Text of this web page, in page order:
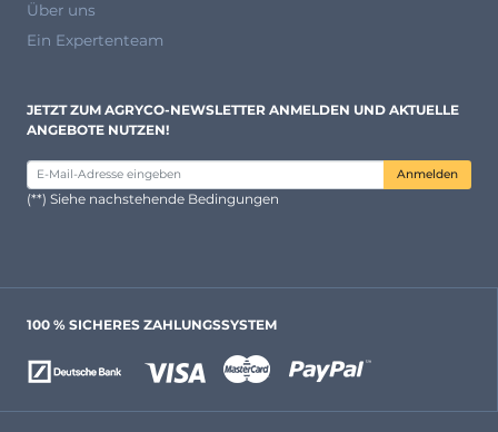
Über uns
Ein Expertenteam
JETZT ZUM AGRYCO-NEWSLETTER ANMELDEN UND AKTUELLE
ANGEBOTE NUTZEN!
Anmelden
(**) Siehe nachstehende Bedingungen
100 % SICHERES ZAHLUNGSSYSTEM